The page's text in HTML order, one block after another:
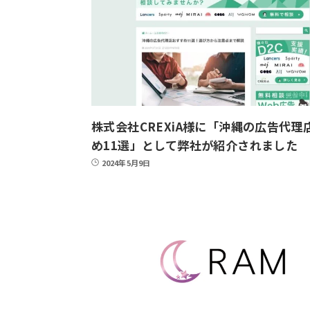
株式会社CREXiA様に「沖縄の広告代理
め11選」として弊社が紹介されました
2024年5月9日